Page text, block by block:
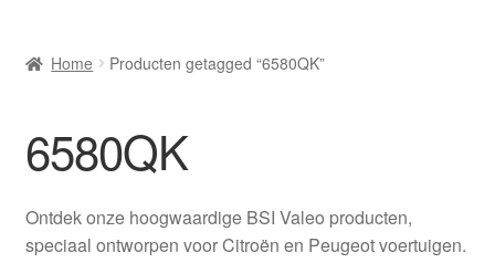
Betalingen
Contact
Home Producten getagged “6580QK”
6580QK
Ontdek onze hoogwaardige BSI Valeo producten,
speciaal ontworpen voor Citroën en Peugeot voertuigen.